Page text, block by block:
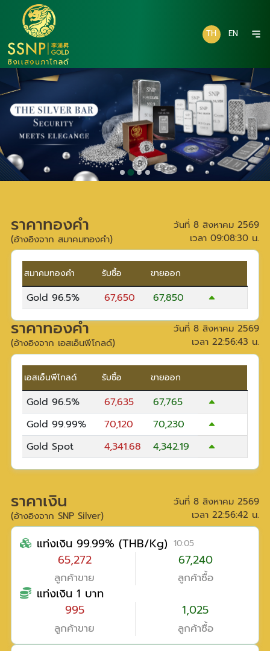
TH EN
ราคาทองคำ
(อ้างอิงจาก สมาคมทองคำ)
วันที่ 8 สิงหาคม 2569
เวลา 09:08:30น.
สมาคมทองคำ รับซื้อ ขายออก
Gold 96.5% 67,650 67,850
ราคาทองคำ
(อ้างอิงจาก เอสเอ็นพีโกลด์)
วันที่ 8 สิงหาคม 2569
เวลา 22:56:43 น.
เอสเอ็นพีโกลด์ รับซื้อ ขายออก
Gold 96.5% 67,635
67,765
Gold 99.99%
70,120
70,230
Gold Spot
4,341.68 4,342.19
ราคาเงิน
(อ้างอิงจาก SNP Silver)
วันที่ 8 สิงหาคม 2569
เวลา 22:56:42 น.
แท่งเงิน 99.99% (THB/Kg) 10:05
65,272
ลูกค้าขาย
67,240
ลูกค้าซื้อ
แท่งเงิน 1 บาท
995
ลูกค้าขาย
1,025
ลูกค้าซื้อ